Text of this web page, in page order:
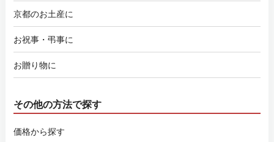
京都のお土産に
お祝事・弔事に
お贈り物に
その他の方法で探す
価格から探す